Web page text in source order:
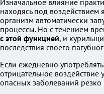
Изначальное влияние
находясь под воздействием
организм автоматически
процессы. Но с течением
с этой функцией, и
последствия своего
Если ежедневно
отрицательное воздействие
опасных заболеваний резко